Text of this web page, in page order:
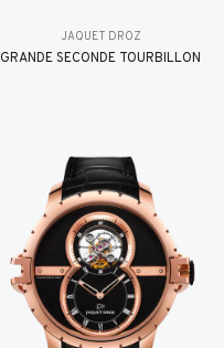
JAQUET DROZ
GRANDE SECONDE TOURBILLON